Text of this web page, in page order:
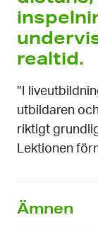
Ämnen
realtid.
”I
utbildaren
riktigt
Lektionen